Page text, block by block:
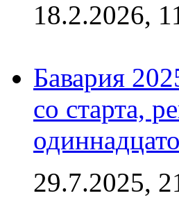
18.2.2026,
Бавария
со старта,
29.7.2025,